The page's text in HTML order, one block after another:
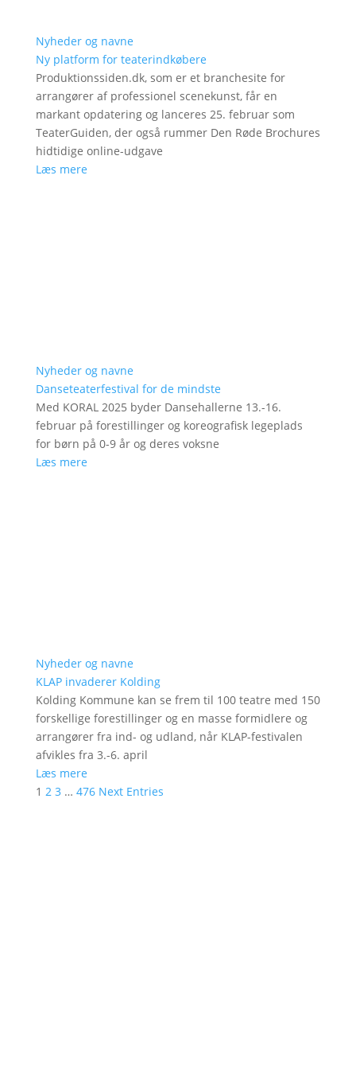
Nyheder og navne
Ny platform for teaterindkøbere
Produktionssiden.dk, som er et branchesite for
arrangører af professionel scenekunst, får en
markant opdatering og lanceres 25. februar som
TeaterGuiden, der også rummer Den Røde Brochures
hidtidige online-udgave
Læs mere
Nyheder og navne
Danseteaterfestival for de mindste
Med KORAL 2025 byder Dansehallerne 13.-16.
februar på forestillinger og koreografisk legeplads
for børn på 0-9 år og deres voksne
Læs mere
Nyheder og navne
KLAP invaderer Kolding
Kolding Kommune kan se frem til 100 teatre med 150
forskellige forestillinger og en masse formidlere og
arrangører fra ind- og udland, når KLAP-festivalen
afvikles fra 3.-6. april
Læs mere
1 2 3 … 476 Next Entries